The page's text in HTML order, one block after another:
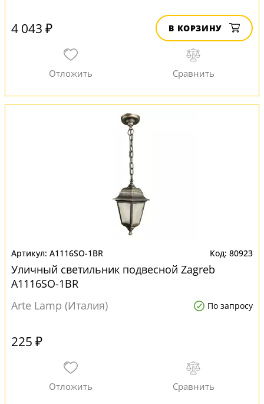
4 043 ₽ В КОРЗИНУ
A1116SO-1BR 80923
Уличный светильник подвесной Zagreb
A1116SO-1BR
Arte Lamp (Италия)
По запросу
225 ₽